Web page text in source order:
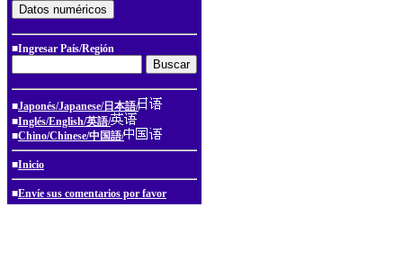
■Ingresar País/Región
■Japonés/Japanese/日本語/
■Inglés/English/英語/
■Chino/Chinese/中国語/
■Inicio
■Envíe sus comentarios por favor